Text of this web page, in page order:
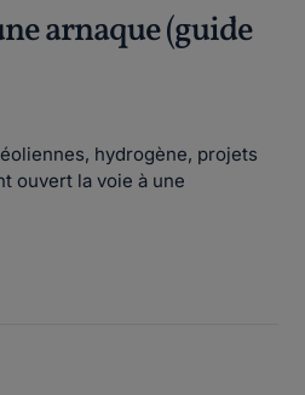
arnaque (guide
hydrogène, projets
ouvert la voie à une